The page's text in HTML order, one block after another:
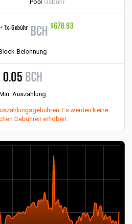
Pool Gebühr
+ Tx-Gebühr BCH $678.93
Belohnung
0.05 BCH
Auszahlung
Es werden keine
Gebühren erhoben.